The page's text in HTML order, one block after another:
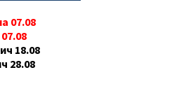
07.08
18.08
28.08